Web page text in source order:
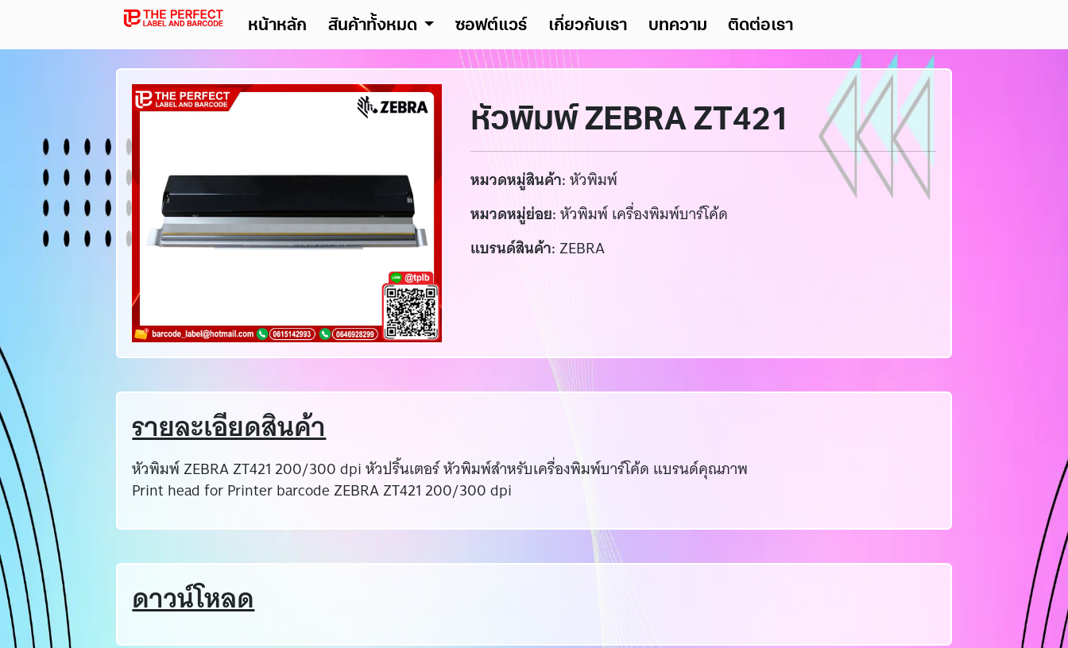
หน้าหลัก สินค้าทั้งหมด ซอฟต์แวร์ เกี่ยวกับเรา บทความ ติดต่อเรา
หัวพิมพ์ ZEBRA ZT421
หมวดหมู่สินค้า:หัวพิมพ์
หมวดหมู่ย่อย:หัวพิมพ์ เครื่องพิมพ์บาร์โค้ด
แบรนด์สินค้า:ZEBRA
รายละเอียดสินค้า
หัวพิมพ์ ZEBRA ZT421 200/300 dpi หัวปริ้นเตอร์ หัวพิมพ์สำหรับเครื่องพิมพ์บาร์โค้ด แบรนด์คุณภาพ
Print head for Printer barcode ZEBRA ZT421 200/300 dpi
ดาวน์โหลด